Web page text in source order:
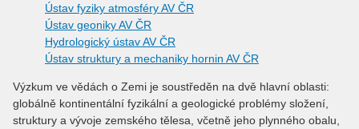
Ústav fyziky atmosféry AV ČR
Ústav geoniky AV ČR
Hydrologický ústav AV ČR
Ústav struktury a mechaniky hornin AV ČR
Výzkum ve vědách o Zemi je soustředěn na dvě hlavní oblasti:
globálně kontinentální fyzikální a geologické problémy složení,
struktury a vývoje zemského tělesa, včetně jeho plynného obalu,